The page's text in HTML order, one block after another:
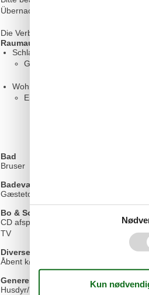
Übernachtungen frei bleiben muss. Die
Die Verbrauchskosten und der Pkw-
Raumaufteilung
Schlafzimmer
Großes Doppelbett - Size: 181-
Wohn-/Schlafzimmer
Einzelcouch - variable size
Bad
Bruser
Badeværelse
Gæstetoilet
Bo & Sove
CD afspiller
TV
Diverse
Åbent køkken
Generel
Husdyr/hund forbudt